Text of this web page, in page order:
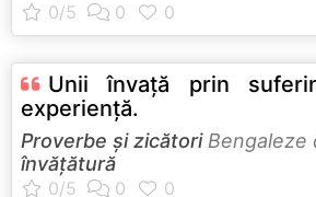
Unii învaţă prin
experienţă.
Proverbe și zicătoriBengaleze
învățătură